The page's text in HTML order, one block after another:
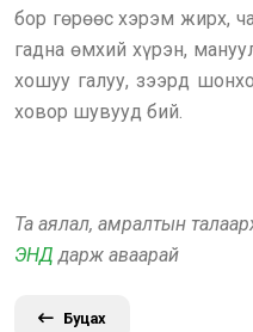
бор гөрөөс хэрэм жирх,
гадна өмхий хүрэн,
хошуу галуу, зээрд
ховор шувууд бий.
Та аялал, амралтын
ЭНД дарж аваарай
Буцах